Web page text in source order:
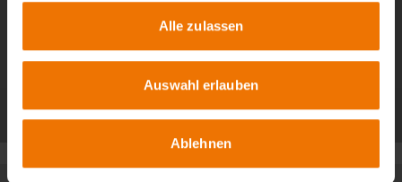
Alle zulassen
Auswahl erlauben
Ablehnen
Alle Beiträge